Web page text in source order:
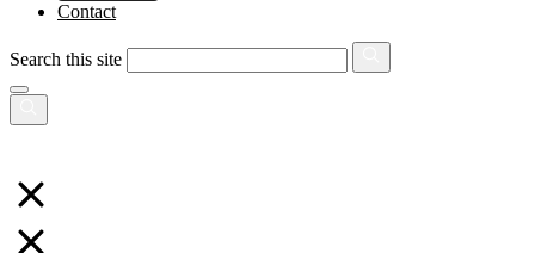
Contact
Search this site